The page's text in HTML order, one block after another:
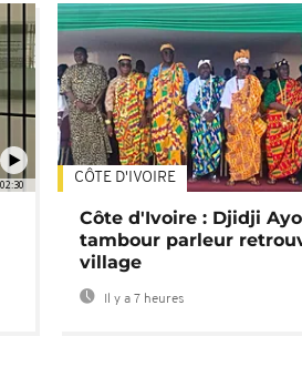
02:30 CÔTE D'IVOIRE
Côte d'Ivoire : Djidji
tambour parleur
village
Il y a 7 heures